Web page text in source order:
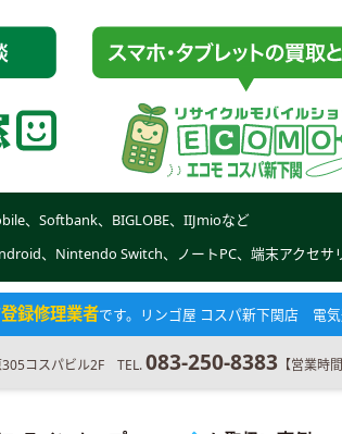
、Softbank、BIGLOBE、IIJmioなど
、Nintendo Switch、ノートPC、端末アクセサ
録修理業者です。 リンゴ屋 コスパ新下関店 電気
コスパビル2F TEL.083-250-8383 【営業